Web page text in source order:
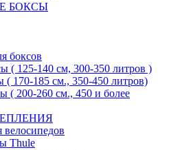
БОКСЫ
боксов
( 125-140 см, 300-350 литров )
( 170-185 см., 350-450 литров)
( 200-260 см., 450 и более
велосипедов
Thule